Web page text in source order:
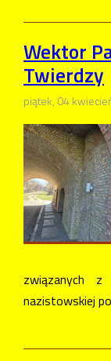
Wektor
Twierdzy
piątek, 04
związanych z
nazistowskiej